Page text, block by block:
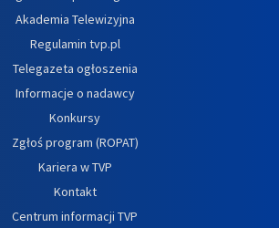
Akademia Telewizyjna
Regulamin tvp.pl
Telegazeta ogłoszenia
Informacje o nadawcy
Konkursy
Zgłoś program (ROPAT)
Kariera w TVP
Kontakt
Centrum informacji TVP